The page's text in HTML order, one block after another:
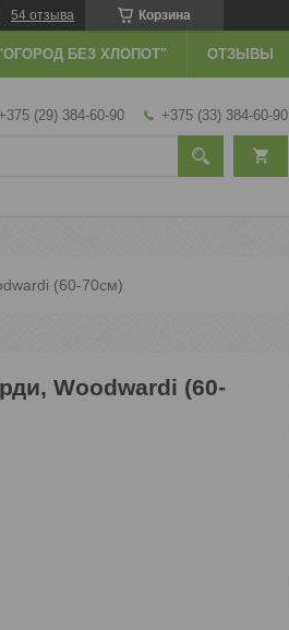
Корзина
54 отзыва
БЕЗ ХЛОПОТ" ОТЗЫВЫ
(29) 384-60-90 +375 (33) 384-60-90
(60-70см)
Woodwardi (60-